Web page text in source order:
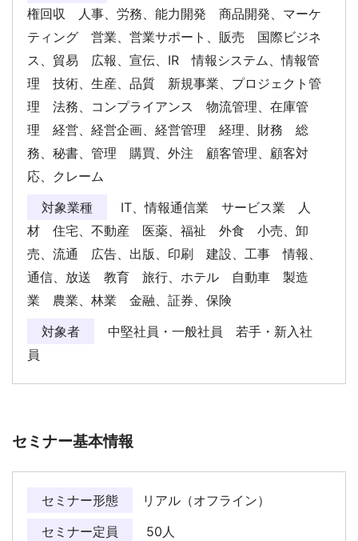
権回収 人事、労務、能力開発 商品開発、マーケ
ティング 営業、営業サポート、販売 国際ビジネ
ス、貿易 広報、宣伝、IR 情報システム、情報管
理 技術、生産、品質 新規事業、プロジェクト管
理 法務、コンプライアンス 物流管理、在庫管
理 経営、経営企画、経営管理 経理、財務 総
務、秘書、管理 購買、外注 顧客管理、顧客対
応、クレーム
対象業種
IT、情報通信業 サービス業 人
材 住宅、不動産 医薬、福祉 外食 小売、卸
売、流通 広告、出版、印刷 建設、工事 情報、
通信、放送 教育 旅行、ホテル 自動車 製造
業 農業、林業 金融、証券、保険
対象者
中堅社員・一般社員 若手・新入社
員
セミナー基本情報
セミナー形態
リアル（オフライン）
セミナー定員
50人